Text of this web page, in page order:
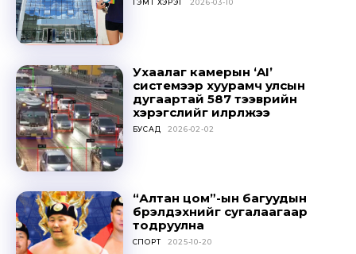
Don't miss
out!
ГЭМТ ХЭРЭГ 2026-03-10
Ухаалаг камерын ‘AI’
системээр хуурамч улсын
дугаартай 587 тээврийн
хэрэгслийг илрүүлжээ
БУСАД 2026-02-02
“Алтан цом”-ын багуудын
бүрэлдэхүүнийг сугалаагаар
тодруулна
СПОРТ 2025-10-20